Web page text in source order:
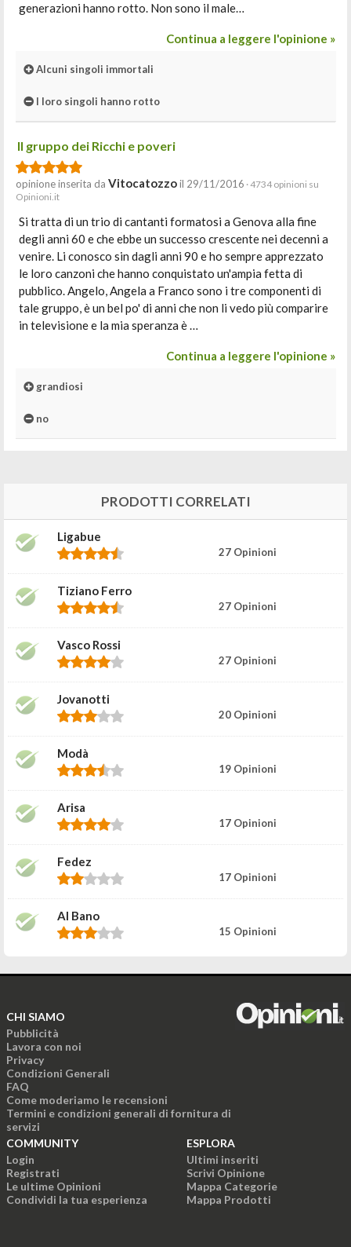
generazioni hanno rotto. Non sono il male…
Continua a leggere l'opinione »
Alcuni singoli immortali
I loro singoli hanno rotto
Il gruppo dei Ricchi e poveri
opinione inserita da Vitocatozzoil 29/11/2016 · 4734 opinioni su
Opinioni.it
Si tratta di un trio di cantanti formatosi a Genova alla fine
degli anni 60 e che ebbe un successo crescente nei decenni a
venire. Li conosco sin dagli anni 90 e ho sempre apprezzato
le loro canzoni che hanno conquistato un'ampia fetta di
pubblico. Angelo, Angela a Franco sono i tre componenti di
tale gruppo, è un bel po' di anni che non li vedo più comparire
in televisione e la mia speranza è …
Continua a leggere l'opinione »
grandiosi
no
PRODOTTI CORRELATI
Ligabue
27 Opinioni
Tiziano Ferro
27 Opinioni
Vasco Rossi
27 Opinioni
Jovanotti
20 Opinioni
Modà
19 Opinioni
Arisa
17 Opinioni
Fedez
17 Opinioni
Al Bano
15 Opinioni
CHI SIAMO
Pubblicità
Lavora con noi
Privacy
Condizioni Generali
FAQ
Come moderiamo le recensioni
Termini e condizioni generali di fornitura di
servizi
COMMUNITY
Login
Registrati
Le ultime Opinioni
Condividi la tua esperienza
ESPLORA
Ultimi inseriti
Scrivi Opinione
Mappa Categorie
Mappa Prodotti